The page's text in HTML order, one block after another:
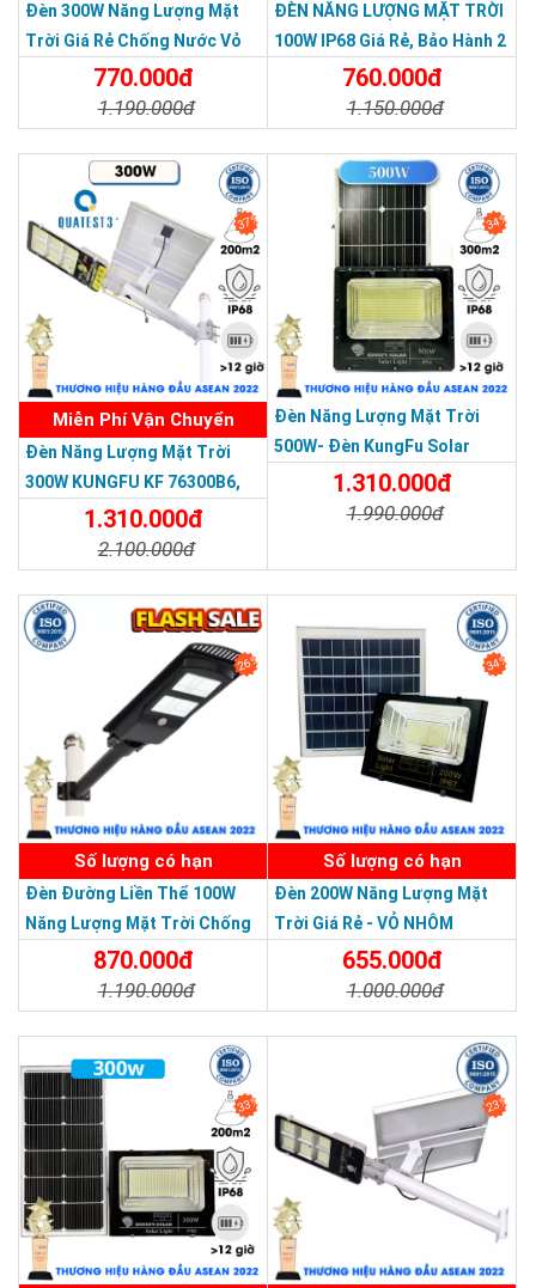
THƯƠNG HIỆU HÀNG ĐẦU ASEAN 2022
SẢN PHẨM DỊCH VỤ CHẤT LƯỢNG ASEAN 2019
Đèn 300W Năng Lượng Mặt
Trời Giá Rẻ Chống Nước Vỏ
Nhôm Đúc770.000đ
1.190.000đ
ĐÈN NĂNG LƯỢNG MẶT TRỜI
100W IP68 Giá Rẻ, Bảo Hành 2
760.000đ
1.150.000đ
37%
Miễn Phí Vận Chuyển
Đèn Năng Lượng Mặt Trời
300W KUNGFU KF 76300B6,
IP68, Bảng Giá 2026
1.310.000đ
2.100.000đ
34%
Đèn Năng Lượng Mặt Trời
500W- Đèn KungFu Solar
Năng Lượng Mặt Trời 500W,IP
67 Loại Lớn
1.310.000đ
1.990.000đ
26%
Số lượng có hạn
Đèn Đường Liền Thể 100W
Năng Lượng Mặt Trời Chống
Nước Giá Rẻ870.000đ
1.190.000đ
34%
Số lượng có hạn
Đèn 200W Năng Lượng Mặt
Trời Giá Rẻ - VỎ NHÔM
655.000đ
1.000.000đ
33% 23%